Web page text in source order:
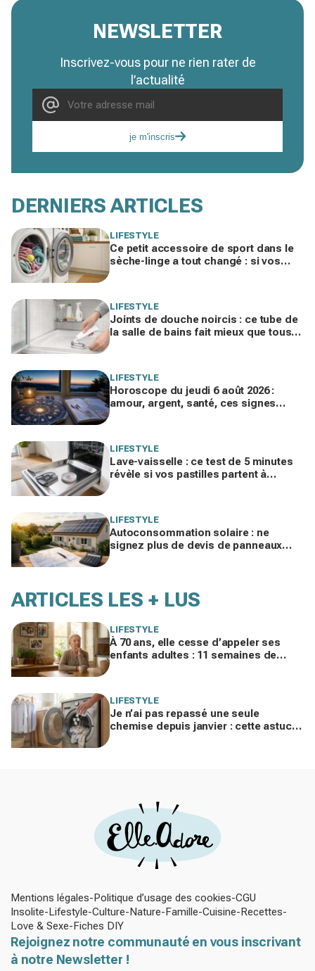
NEWSLETTER
Inscrivez-vous pour ne rien rater de
l’actualité
je m'inscris
DERNIERS ARTICLES
LIFESTYLE
Ce petit accessoire de sport dans le
sèche-linge a tout changé : si vos
LIFESTYLE
Joints de douche noircis : ce tube de
la salle de bains fait mieux que tous
LIFESTYLE
Horoscope du jeudi 6 août 2026 :
amour, argent, santé, ces signes
LIFESTYLE
Lave-vaisselle : ce test de 5 minutes
révèle si vos pastilles partent à
LIFESTYLE
Autoconsommation solaire : ne
signez plus de devis de panneaux
ARTICLES LES + LUS
LIFESTYLE
À 70 ans, elle cesse d’appeler ses
enfants adultes : 11 semaines de
LIFESTYLE
Je n’ai pas repassé une seule
chemise depuis janvier : cette astuce
Mentions légales Politique d’usage des cookies CGU
Insolite Lifestyle Culture Nature Famille Cuisine Recettes
Love & Sexe Fiches DIY
Rejoignez notre communauté en vous inscrivant
à notre Newsletter !